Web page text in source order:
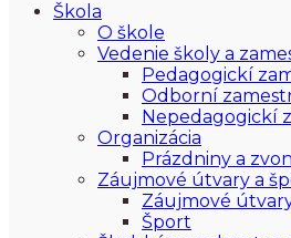
Škola
O škole
Vedenie školy a
Pedagogickí
Odborní
Nepedagogickí
Organizácia
Prázdniny a
Záujmové útvary a
Záujmové
Šport